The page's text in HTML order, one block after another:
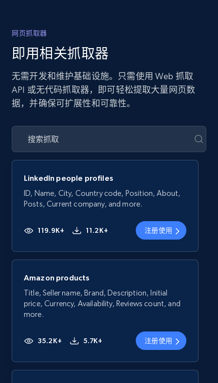
网页抓取器
即用相关抓取器
无需开发和维护基础设施。只需使用 Web 抓取
API 或无代码抓取器，即可轻松提取大量网页数
据，并确保可扩展性和可靠性。
LinkedIn people profiles
ID, Name, City, Country code, Position, About,
Posts, Current company, and more.
119.9K+ 11.2K+ 注册使用
Amazon products
Title, Seller name, Brand, Description, Initial
price, Currency, Availability, Reviews count, and
more.
35.2K+ 5.7K+ 注册使用